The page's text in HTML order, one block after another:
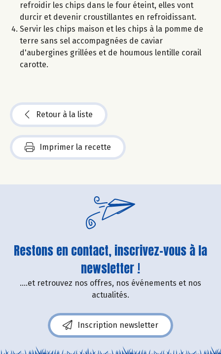
refroidir les chips dans le four éteint, elles vont
durcir et devenir croustillantes en refroidissant.
Servir les chips maison et les chips à la pomme de
terre sans sel accompagnées de caviar
d'aubergines grillées et de houmous lentille corail
carotte.
Retour à la liste
Imprimer la recette
Restons en contact, inscrivez-vous à la
newsletter !
....et retrouvez nos offres, nos événements et nos
actualités.
Inscription newsletter